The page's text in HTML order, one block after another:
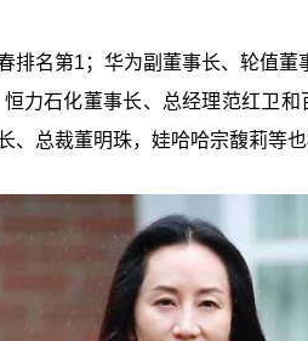
排名第1；华为副董事长、轮值
力石化董事长、总经理范红卫
总裁董明珠，娃哈哈宗馥莉等也